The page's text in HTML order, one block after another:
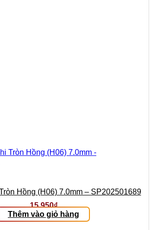
Hồng (H06) 7.0mm – SP202501689
15.950₫
Thêm vào giỏ hàng